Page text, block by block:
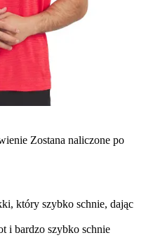
Zostana naliczone po
który szybko schnie, dając
i bardzo szybko schnie